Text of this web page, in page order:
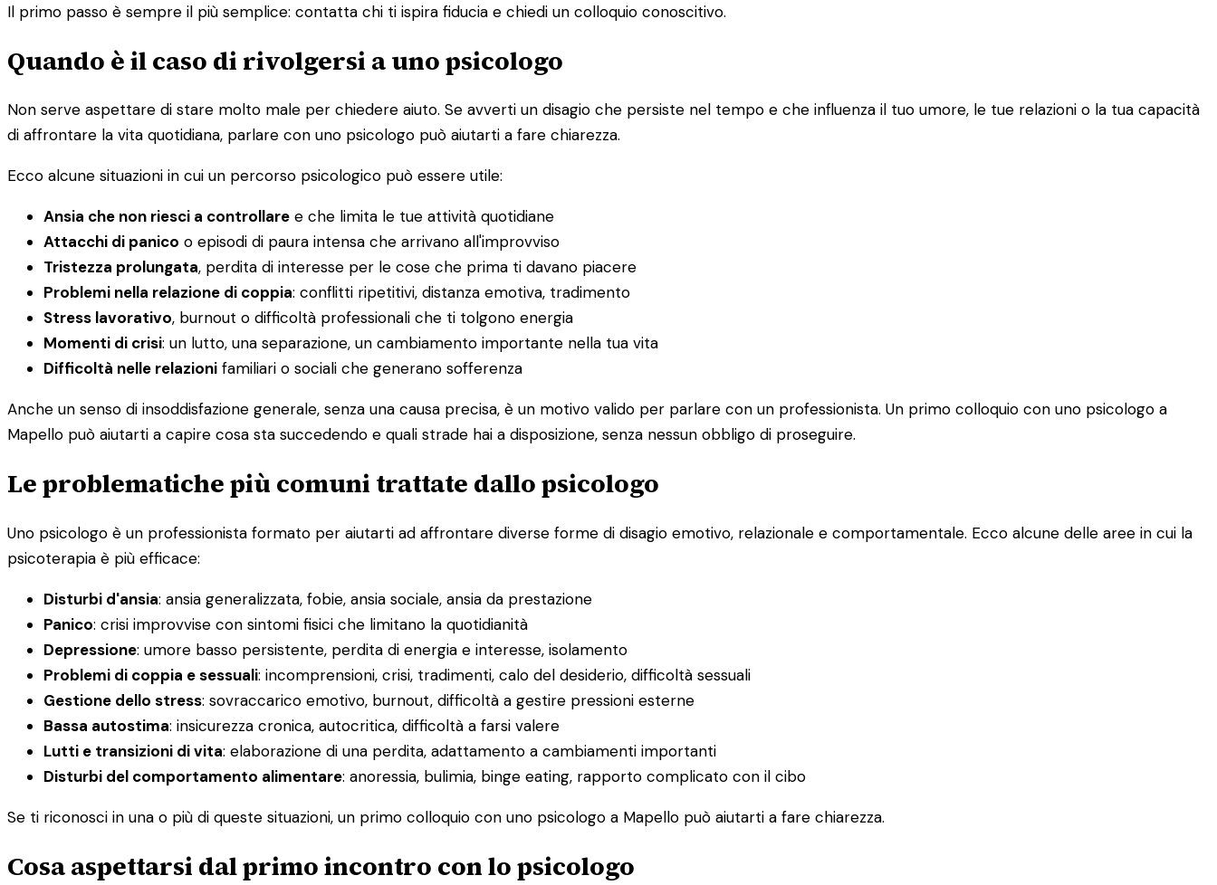
Il primo passo è sempre il più semplice: contatta chi ti ispira fiducia e chiedi un colloquio conoscitivo.
Quando è il caso di rivolgersi a uno psicologo
Non serve aspettare di stare molto male per chiedere aiuto. Se avverti un disagio che persiste nel tempo e che influenza il tuo umore, le tue relazioni o la tua capacità
di affrontare la vita quotidiana, parlare con uno psicologo può aiutarti a fare chiarezza.
Ecco alcune situazioni in cui un percorso psicologico può essere utile:
Ansia che non riesci a controllare e che limita le tue attività quotidiane
Attacchi di panico o episodi di paura intensa che arrivano all'improvviso
Tristezza prolungata, perdita di interesse per le cose che prima ti davano piacere
Problemi nella relazione di coppia: conflitti ripetitivi, distanza emotiva, tradimento
Stress lavorativo, burnout o difficoltà professionali che ti tolgono energia
Momenti di crisi: un lutto, una separazione, un cambiamento importante nella tua vita
Difficoltà nelle relazioni familiari o sociali che generano sofferenza
Anche un senso di insoddisfazione generale, senza una causa precisa, è un motivo valido per parlare con un professionista. Un primo colloquio con uno psicologo a
Mapello può aiutarti a capire cosa sta succedendo e quali strade hai a disposizione, senza nessun obbligo di proseguire.
Le problematiche più comuni trattate dallo psicologo
Uno psicologo è un professionista formato per aiutarti ad affrontare diverse forme di disagio emotivo, relazionale e comportamentale. Ecco alcune delle aree in cui la
psicoterapia è più efficace:
Disturbi d'ansia: ansia generalizzata, fobie, ansia sociale, ansia da prestazione
Panico: crisi improvvise con sintomi fisici che limitano la quotidianità
Depressione: umore basso persistente, perdita di energia e interesse, isolamento
Problemi di coppia e sessuali: incomprensioni, crisi, tradimenti, calo del desiderio, difficoltà sessuali
Gestione dello stress: sovraccarico emotivo, burnout, difficoltà a gestire pressioni esterne
Bassa autostima: insicurezza cronica, autocritica, difficoltà a farsi valere
Lutti e transizioni di vita: elaborazione di una perdita, adattamento a cambiamenti importanti
Disturbi del comportamento alimentare: anoressia, bulimia, binge eating, rapporto complicato con il cibo
Se ti riconosci in una o più di queste situazioni, un primo colloquio con uno psicologo a Mapello può aiutarti a fare chiarezza.
Cosa aspettarsi dal primo incontro con lo psicologo